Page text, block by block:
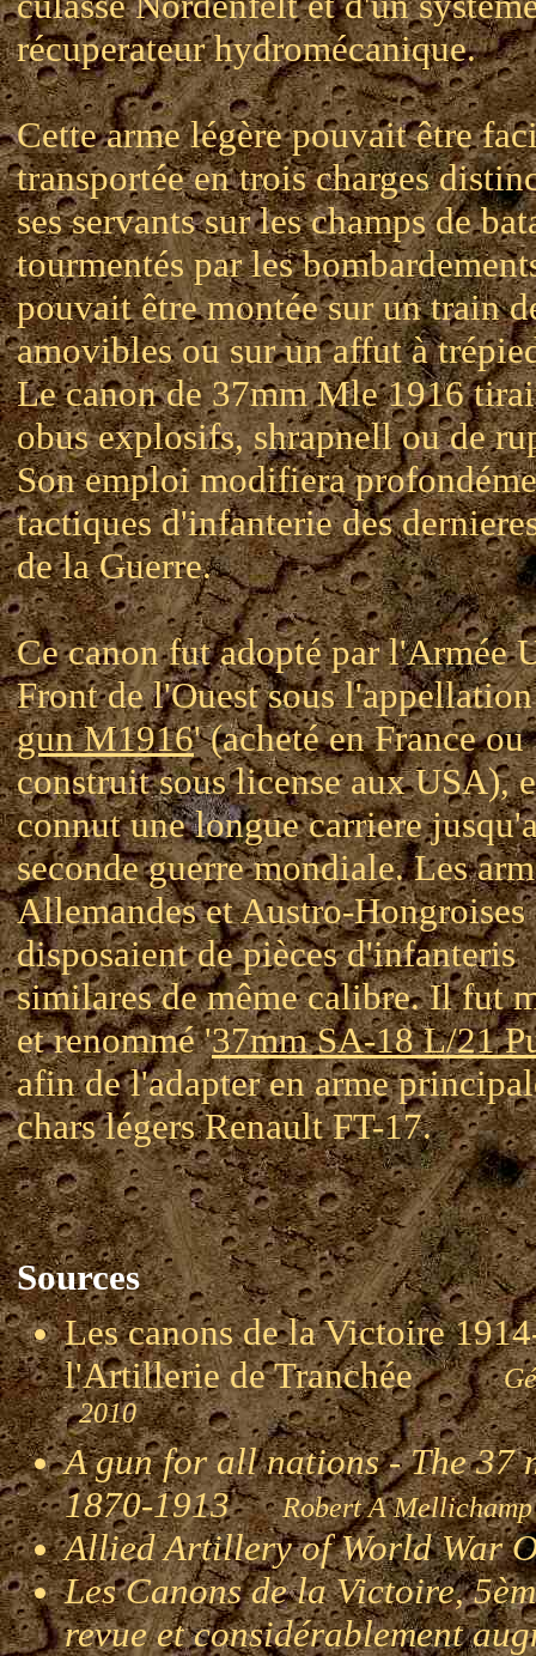
récuperateur hydromécanique.
Cette arme légère pouvait être
transportée en trois charges
ses servants sur les champs de
tourmentés par les
pouvait être montée sur un train
amovibles ou sur un affut à
Le canon de 37mm Mle 1916
obus explosifs, shrapnell ou de
Son emploi modifiera
tactiques d'infanterie des
de la Guerre.
Ce canon fut adopté par l'Armée
Front de l'Ouest sous
gun M1916' (acheté en France ou
construit sous license aux USA),
connut une longue carriere
seconde guerre mondiale. Les
Allemandes et Austro-Hongroises
disposaient de pièces d'infanteris
similares de même calibre. Il fut
et renommé '37mm SA-18 L/21
afin de l'adapter en arme
chars légers Renault FT-17.
Sources
Les canons de la Victoire
l'Artillerie de Tranchée
2010
A gun for all nations - The 37
1870-1913Robert A
Allied Artillery of World War
Les Canons de la Victoire,
revue et considérablement